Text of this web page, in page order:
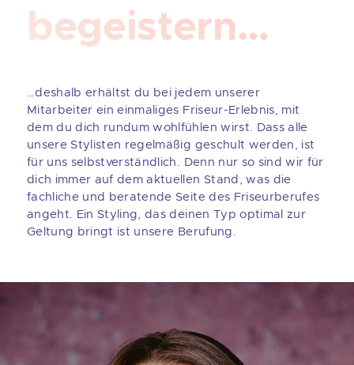
begeistern…
…deshalb erhältst du bei jedem unserer
Mitarbeiter ein einmaliges Friseur-Erlebnis, mit
dem du dich rundum wohlfühlen wirst. Dass alle
unsere Stylisten regelmäßig geschult werden, ist
für uns selbstverständlich. Denn nur so sind wir für
dich immer auf dem aktuellen Stand, was die
fachliche und beratende Seite des Friseurberufes
angeht. Ein Styling, das deinen Typ optimal zur
Geltung bringt ist unsere Berufung.